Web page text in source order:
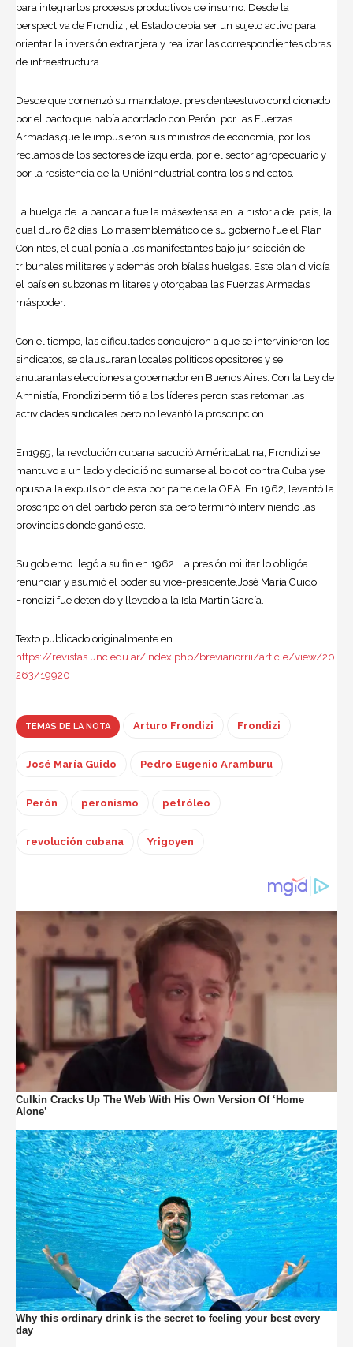
para integrarlos procesos productivos de insumo. Desde la
perspectiva de Frondizi, el Estado debía ser un sujeto activo para
orientar la inversión extranjera y realizar las correspondientes obras
de infraestructura.
Desde que comenzó su mandato,el presidenteestuvo condicionado
por el pacto que había acordado con Perón, por las Fuerzas
Armadas,que le impusieron sus ministros de economía, por los
reclamos de los sectores de izquierda, por el sector agropecuario y
por la resistencia de la UniónIndustrial contra los sindicatos.
La huelga de la bancaria fue la másextensa en la historia del país, la
cual duró 62 días. Lo másemblemático de su gobierno fue el Plan
Conintes, el cual ponía a los manifestantes bajo jurisdicción de
tribunales militares y además prohibíalas huelgas. Este plan dividía
el país en subzonas militares y otorgabaa las Fuerzas Armadas
máspoder.
Con el tiempo, las dificultades condujeron a que se intervinieron los
sindicatos, se clausuraran locales políticos opositores y se
anularanlas elecciones a gobernador en Buenos Aires. Con la Ley de
Amnistía, Frondizipermitió a los líderes peronistas retomar las
actividades sindicales pero no levantó la proscripción
En1959, la revolución cubana sacudió AméricaLatina, Frondizi se
mantuvo a un lado y decidió no sumarse al boicot contra Cuba yse
opuso a la expulsión de esta por parte de la OEA. En 1962, levantó la
proscripción del partido peronista pero terminó interviniendo las
provincias donde ganó este.
Su gobierno llegó a su fin en 1962. La presión militar lo obligóa
renunciar y asumió el poder su vice-presidente, José María Guido
Frondizi fue detenido y llevado a la Isla Martin García.
Texto publicado originalmente en
https://revistas.unc.edu.ar/index.php/breviariorrii/article/view/20
263/19920
TEMAS DE LA NOTA Arturo Frondizi Frondizi
José María Guido Pedro Eugenio Aramburu
Perón peronismo petróleo
revolución cubana Yrigoyen